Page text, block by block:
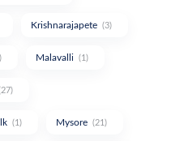
Krishnarajapete (3)
Malavalli (1)
(1) Mysore (21)